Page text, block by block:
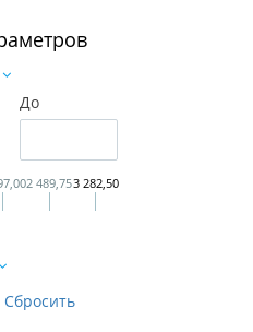
До
2 489,753 282,50